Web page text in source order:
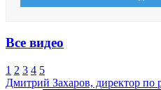
Все видео
1 2 3 4 5
Дмитрий Захаров, директор